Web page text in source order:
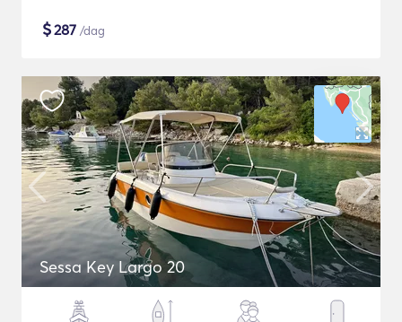
$287 /dag
Sessa Key Largo 20